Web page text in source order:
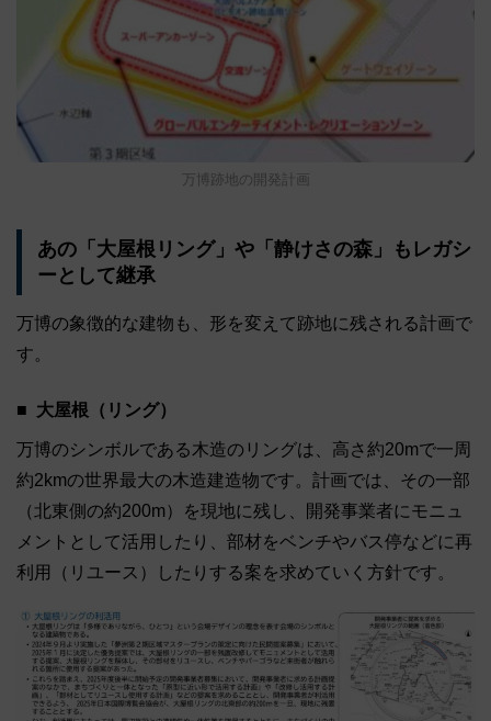
万博跡地の開発計画
あの「大屋根リング」や「静けさの森」もレガシ
ーとして継承
万博の象徴的な建物も、形を変えて跡地に残される計画で
す。
大屋根（リング）
万博のシンボルである木造のリングは、高さ約20mで一周
約2kmの世界最大の木造建造物です。計画では、その一部
（北東側の約200m）を現地に残し、開発事業者にモニュ
メントとして活用したり、部材をベンチやバス停などに再
利用（リユース）したりする案を求めていく方針です。